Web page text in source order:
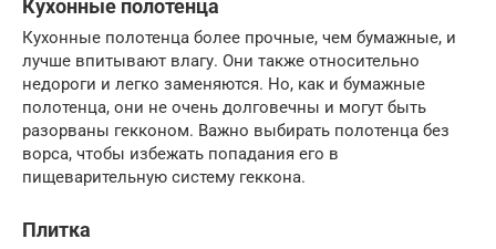
Кухонные полотенца
Кухонные полотенца более прочные, чем бумажные, и
лучше впитывают влагу. Они также относительно
недороги и легко заменяются. Но, как и бумажные
полотенца, они не очень долговечны и могут быть
разорваны гекконом. Важно выбирать полотенца без
ворса, чтобы избежать попадания его в
пищеварительную систему геккона.
Плитка